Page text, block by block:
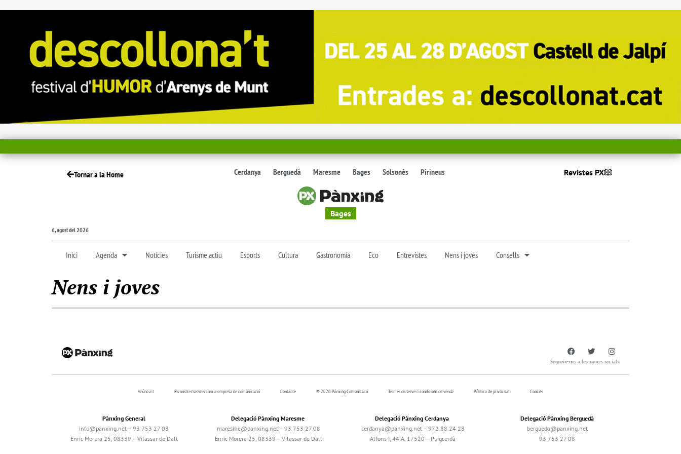
Tornar a la Home Cerdanya Berguedà Maresme Bages Solsonès Pirineus Revistes PX
Bages
6, agost del 2026
Inici Agenda Notícies Turisme actiu Esports Cultura Gastronomia Eco Entrevistes Nens i joves Consells
Nens i joves
Segueix-nos a les xarxes socials
Anúncia’t Els nostres serveis com a empresa de comunicació Contacte © 2020 Pànxing Comunicacó Termes de servei i condicions de venda Pólitica de privacitat Cookies
Pànxing General
info@panxing.net – 93 753 27 08
Enric Morera 25, 08339 – Vilassar de Dalt
Delegació Pànxing Maresme
maresme@panxing.net – 93 753 27 08
Enric Morera 25, 08339 – Vilassar de Dalt
Delegació Pànxing Cerdanya
cerdanya@panxing.net – 972 88 24 28
Alfons I, 44 A, 17520 – Puigcerdà
Delegació Pànxing Berguedà
bergueda@panxing.net
93 753 27 08